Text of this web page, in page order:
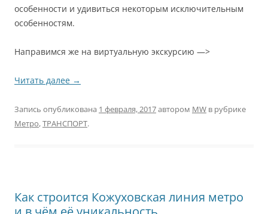
особенности и удивиться некоторым исключительным
особенностям.
Направимся же на виртуальную экскурсию —>
Читать далее →
Запись опубликована 1 февраля, 2017автором MW в рубрике
Метро,ТРАНСПОРТ.
Как строится Кожуховская линия метро